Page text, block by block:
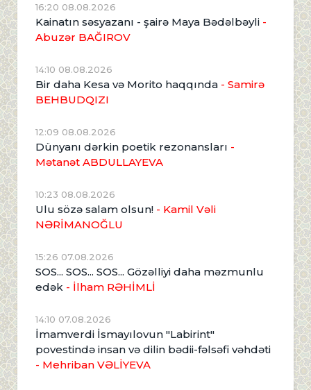
16:20 08.08.2026
Kainatın səsyazanı - şairə Maya Bədəlbəyli -
Abuzər BAĞIROV
14:10 08.08.2026
Bir daha Kesa və Morito haqqında - Samirə
BEHBUDQIZI
12:09 08.08.2026
Dünyanı dərkin poetik rezonansları -
Mətanət ABDULLAYEVA
10:23 08.08.2026
Ulu sözə salam olsun! - Kamil Vəli
NƏRİMANOĞLU
15:26 07.08.2026
SOS... SOS... SOS... Gözəlliyi daha məzmunlu
edək - İlham RƏHİMLİ
14:10 07.08.2026
İmamverdi İsmayılovun "Labirint"
povestində insan və dilin bədii-fəlsəfi vəhdəti
- Mehriban VƏLİYEVA